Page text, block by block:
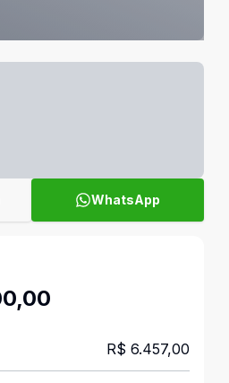
WhatsApp
R$ 6.457,00